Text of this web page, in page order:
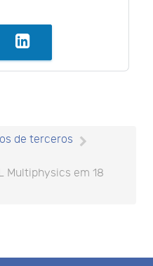
de terceros
Multiphysics em 18